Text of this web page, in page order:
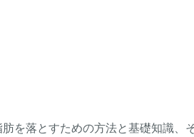
を落とすための方法と基礎知識、